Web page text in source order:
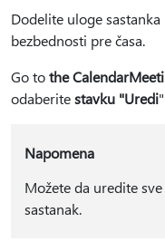
Dodelite uloge
bezbednosti pre časa.
Go tothe
odaberitestavku "Uredi
Napomena
Možete da uredite
sastanak.